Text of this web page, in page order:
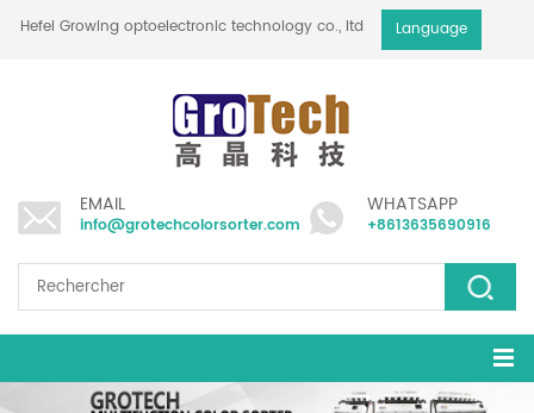
Hefei Growing optoelectronic technology co., ltd Language
EMAIL
info@grotechcolorsorter.com
WHATSAPP
+8613635690916